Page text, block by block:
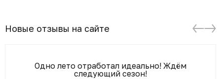
Новые отзывы на сайте
Одно лето отработал идеально! Ждём
следующий сезон!